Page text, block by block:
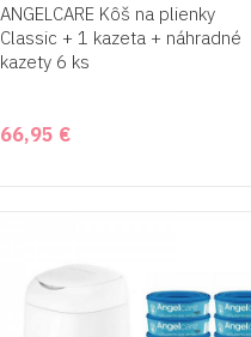
ANGELCARE Kôš na plienky
Classic + 1 kazeta + náhradné
kazety 6 ks
66,95 €